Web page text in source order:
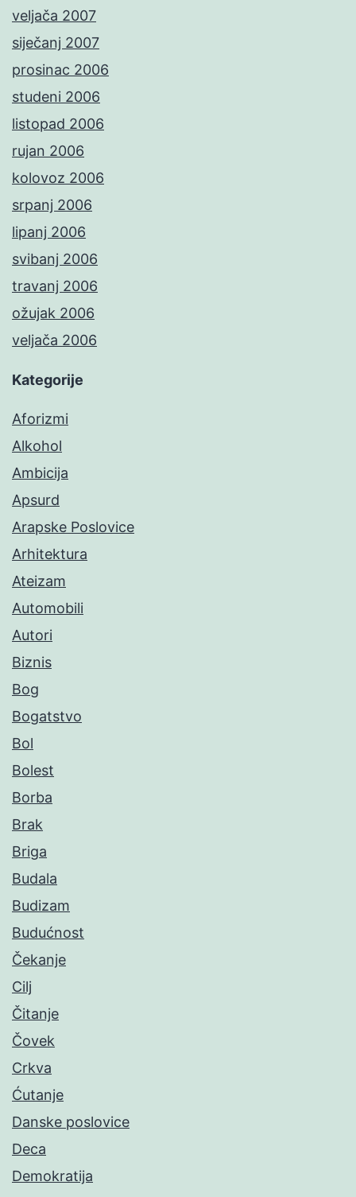
veljača 2007
siječanj 2007
prosinac 2006
studeni 2006
listopad 2006
rujan 2006
kolovoz 2006
srpanj 2006
lipanj 2006
svibanj 2006
travanj 2006
ožujak 2006
veljača 2006
Kategorije
Aforizmi
Alkohol
Ambicija
Apsurd
Arapske Poslovice
Arhitektura
Ateizam
Automobili
Autori
Biznis
Bog
Bogatstvo
Bol
Bolest
Borba
Brak
Briga
Budala
Budizam
Budućnost
Čekanje
Cilj
Čitanje
Čovek
Crkva
Ćutanje
Danske poslovice
Deca
Demokratija